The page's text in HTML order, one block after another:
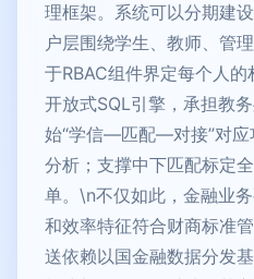
理框架。系统可以分期建
户层围绕学生、教师、管
于RBAC组件界定每个人
开放式SQL引擎，承担教
始“学信—匹配—对接”对应
分析；支撑中下匹配标定
单。\n不仅如此，金融业
和效率特征符合财商标准
送依赖以国金融数据分发